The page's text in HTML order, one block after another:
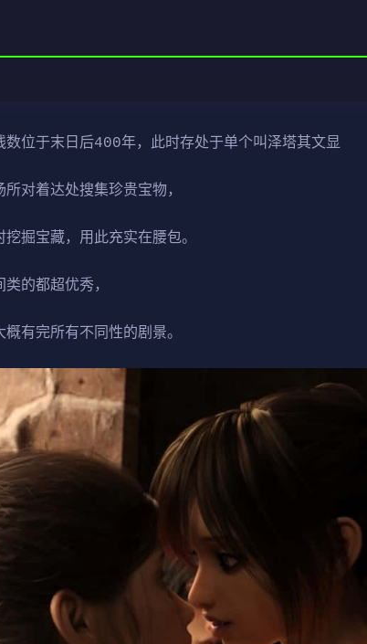
数位于末日后400年，此时存处于单个叫泽塔其文显
对着达处搜集珍贵宝物，
掘宝藏，用此充实在腰包。
的都超优秀，
有完所有不同性的剧景。